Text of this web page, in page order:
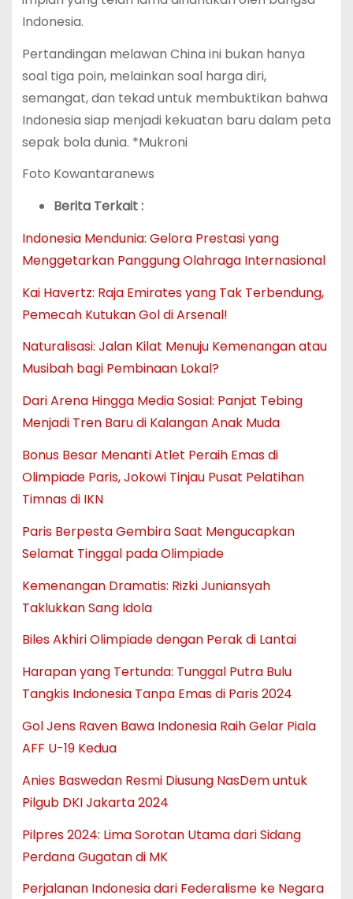
Indonesia.
Pertandingan melawan China ini bukan hanya
soal tiga poin, melainkan soal harga diri,
semangat, dan tekad untuk membuktikan bahwa
Indonesia siap menjadi kekuatan baru dalam peta
sepak bola dunia. *Mukroni
Foto Kowantaranews
Berita Terkait :
Indonesia Mendunia: Gelora Prestasi yang
Menggetarkan Panggung Olahraga Internasional
Kai Havertz: Raja Emirates yang Tak Terbendung,
Pemecah Kutukan Gol di Arsenal!
Naturalisasi: Jalan Kilat Menuju Kemenangan atau
Musibah bagi Pembinaan Lokal?
Dari Arena Hingga Media Sosial: Panjat Tebing
Menjadi Tren Baru di Kalangan Anak Muda
Bonus Besar Menanti Atlet Peraih Emas di
Olimpiade Paris, Jokowi Tinjau Pusat Pelatihan
Timnas di IKN
Paris Berpesta Gembira Saat Mengucapkan
Selamat Tinggal pada Olimpiade
Kemenangan Dramatis: Rizki Juniansyah
Taklukkan Sang Idola
Biles Akhiri Olimpiade dengan Perak di Lantai
Harapan yang Tertunda: Tunggal Putra Bulu
Tangkis Indonesia Tanpa Emas di Paris 2024
Gol Jens Raven Bawa Indonesia Raih Gelar Piala
AFF U-19 Kedua
Anies Baswedan Resmi Diusung NasDem untuk
Pilgub DKI Jakarta 2024
Pilpres 2024: Lima Sorotan Utama dari Sidang
Perdana Gugatan di MK
Perjalanan Indonesia dari Federalisme ke Negara